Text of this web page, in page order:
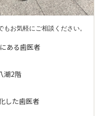
お気軽にご相談ください。
ある歯医者
潮2階
した歯医者